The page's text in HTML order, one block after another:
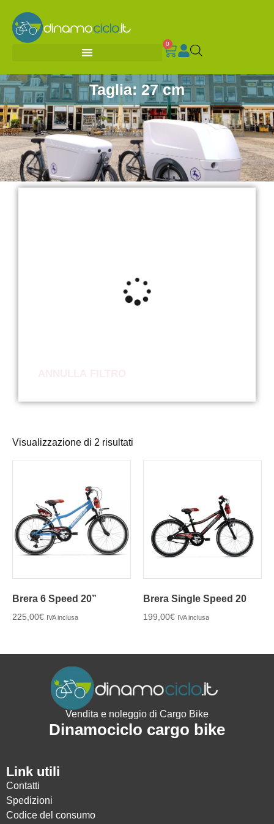
0
Taglia: 27 cm
Visualizzazione di 2 risultati
Brera 6 Speed 20”
225,00€ IVA inclusa
Brera Single Speed 20
199,00€ IVA inclusa
Vendita e noleggio di Cargo Bike
Dinamociclo cargo bike
Link utili
Contatti
Spedizioni
Codice del consumo